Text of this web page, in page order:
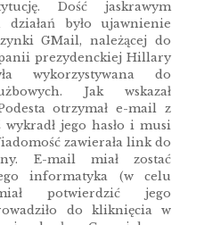
Dość jaskrawym
działań było ujawnienie
GMail, należącej do
prezydenckiej Hillary
wykorzystywana do
Jak wskazał
otrzymał e-mail z
jego hasło i musi
zawierała link do
E-mail miał zostać
informatyka (w celu
potwierdzić jego
do kliknięcia w